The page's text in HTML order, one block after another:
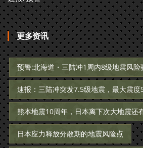
更多资讯
预警:北海道・三陆冲1周内8级地震风险
速报：三陆冲突发7.5级地震，最大震度
熊本地震10周年，日本离下次大地震还
日本应力释放分散期的地震风险点